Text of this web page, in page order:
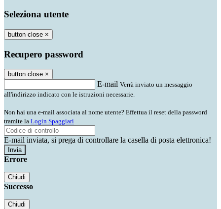
Seleziona utente
button close ×
Recupero password
button close ×
E-mail Verrà inviato un messaggio
all'indirizzo indicato con le istruzioni necessarie.
Non hai una e-mail associata al nome utente? Effettua il reset della password
tramite la Login Spaggiari
E-mail inviata, si prega di controllare la casella di posta elettronica!
Errore
Chiudi
Successo
Chiudi